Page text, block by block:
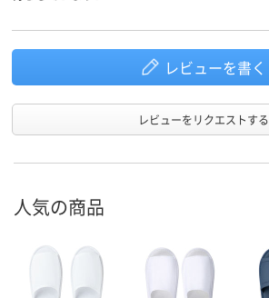
レビューを書く
レビューをリクエストする
人気の商品